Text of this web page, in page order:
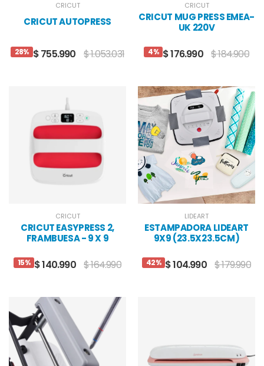
CRICUT
CRICUT AUTOPRESS
28% $ 755.990 $ 1.053.031
CRICUT
CRICUT MUG PRESS EMEA-
UK 220V
4% $ 176.990 $ 184.900
CRICUT
CRICUT EASYPRESS 2,
FRAMBUESA - 9 X 9
15% $ 140.990 $ 164.990
LIDEART
ESTAMPADORA LIDEART
9X9 (23.5X23.5CM)
42% $ 104.990 $ 179.990